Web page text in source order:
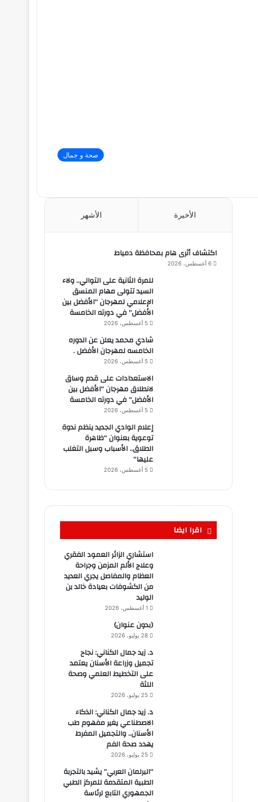
صحة و جمال
الأخيرة الأشهر
اكتشاف أثرى هام بمحافظة دمياط
6 أغسطس، 2026
للمرة الثانية على التوالي.. ولاء
السيد تتولى مهام المنسق
الإعلامي لمهرجان “الأفضل بين
الأفضل” في دورته الخامسة
5 أغسطس، 2026
شادي محمد يعلن عن الدوره
الخامسه لمهرجان الأفضل .
5 أغسطس، 2026
الاستعدادات على قدم وساق
لانطلاق مهرجان “الأفضل بين
الأفضل” في دورته الخامسة
5 أغسطس، 2026
إعلام الوادي الجديد ينظم ندوة
توعوية بعنوان “ظاهرة
الطلاق.. الأسباب وسبل التغلب
عليها”
5 أغسطس، 2026
اقرا ايضا
استشاري الزائر العمود الفقري
وعلاج الألم المزمن وجراحة
العظام والمفاصل يجري العديد
من الكشوفات بعيادة خالد بن
الوليد
1 أغسطس، 2026
(بدون عنوان)
28 يوليو، 2026
د. زيد جمال الكناني: نجاح
تجميل وزراعة الأسنان يعتمد
على التخطيط العلمي وصحة
اللثة
25 يوليو، 2026
د. زيد جمال الكناني: الذكاء
الاصطناعي يغير مفهوم طب
الأسنان.. والتجميل المفرط
يهدد صحة الفم
25 يوليو، 2026
“البرلمان العربي” يشيد بالتجربة
الطبية المتقدمة للمركز الطبي
الجمهوري التابع لرئاسة